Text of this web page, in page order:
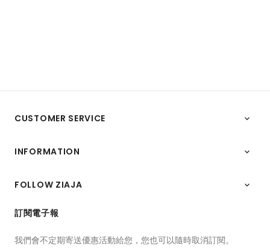
CUSTOMER SERVICE 
INFORMATION 
FOLLOW ZIAJA 
訂閱電子報
我們會不定期寄送優惠活動給您，您也可以隨時取消訂閱。